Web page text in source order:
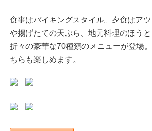
食事はバイキングスタイル。夕食はア
や揚げたての天ぷら、地元料理のほう
折々の豪華な70種類のメニューが登場
ちらも楽しめます。